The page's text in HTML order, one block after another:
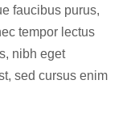
faucibus purus,
tempor lectus
nibh eget
sed cursus enim